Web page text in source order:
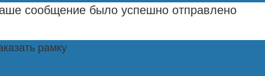
сообщение было успешно отправлено
рамку